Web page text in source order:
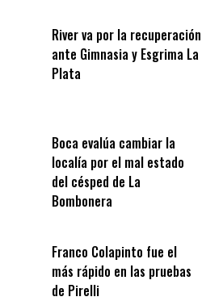
River va por la recuperación
ante Gimnasia y Esgrima La
Plata
Boca evalúa cambiar la
localía por el mal estado
del césped de La
Bombonera
Franco Colapinto fue el
más rápido en las pruebas
de Pirelli